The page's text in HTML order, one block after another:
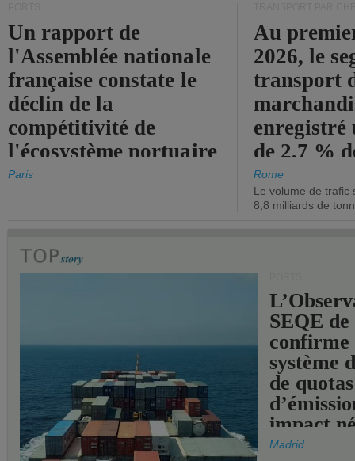
Un rapport de
l'Assemblée nationale
française constate le
déclin de la
compétitivité de
l'écosystème portuaire
de l'État.
Paris
Au
2026, le
transport
enregistré
de 2,7 %
chiffre
Rome
Le volume de trafic
8,8 milliards de
SEQE de
confirme
système
de quotas
impact
les ports
Madrid